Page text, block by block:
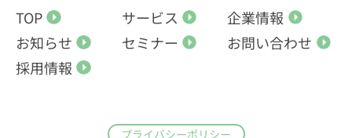
TOP サービス
企業情報
お知らせ
セミナー
お問い合わせ
採用情報
プライバシーポリシー